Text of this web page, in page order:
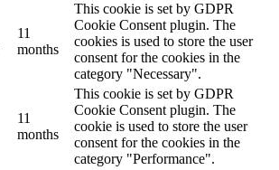
11
months
This cookie is set by GDPR
Cookie Consent plugin. The
cookies is used to store the user
consent for the cookies in the
category "Necessary".
11
months
This cookie is set by GDPR
Cookie Consent plugin. The
cookie is used to store the user
consent for the cookies in the
category "Performance".